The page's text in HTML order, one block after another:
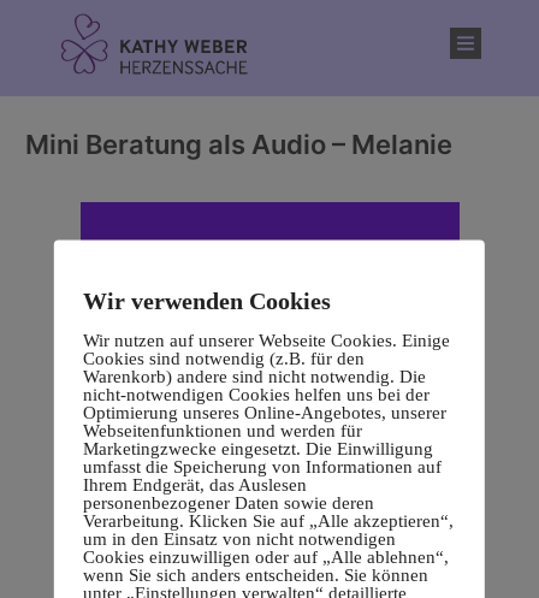
Mini Beratung als Audio – Melanie
Wir verwenden Cookies
Wir nutzen auf unserer Webseite Cookies. Einige
Cookies sind notwendig (z.B. für den
Warenkorb) andere sind nicht notwendig. Die
nicht-notwendigen Cookies helfen uns bei der
Optimierung unseres Online-Angebotes, unserer
Webseitenfunktionen und werden für
Marketingzwecke eingesetzt. Die Einwilligung
umfasst die Speicherung von Informationen auf
Ihrem Endgerät, das Auslesen
personenbezogener Daten sowie deren
Verarbeitung. Klicken Sie auf „Alle akzeptieren“,
um in den Einsatz von nicht notwendigen
Cookies einzuwilligen oder auf „Alle ablehnen“,
wenn Sie sich anders entscheiden. Sie können
unter „Einstellungen verwalten“ detaillierte